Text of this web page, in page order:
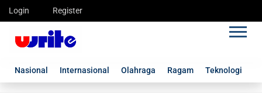
Login Register
Nasional Internasional Olahraga Ragam Teknologi